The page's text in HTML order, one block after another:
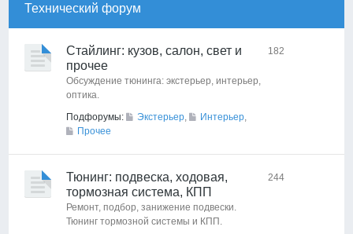
Технический форyм
Стайлинг: кузов, салон, свет и
прочее
Обсуждение тюнинга: экстерьер, интерьер,
оптика.
Подфорумы:
Экстерьер, Интерьер,
Прочее
182
Тюнинг: подвеска, ходовая,
тормозная система, КПП
Ремонт, подбор, занижение подвески.
Тюнинг тормозной системы и КПП.
244